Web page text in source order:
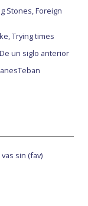
Stones, Foreign
Trying times
un siglo anterior
sin (fav)